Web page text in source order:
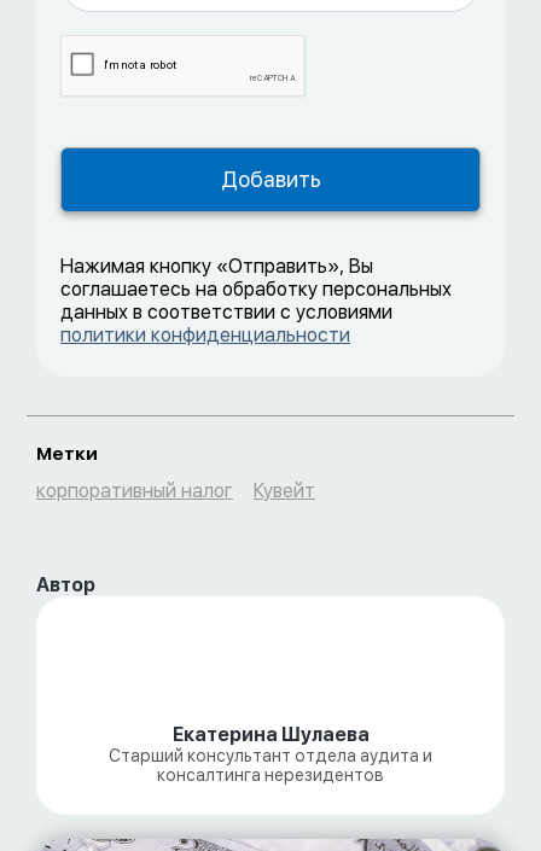
Нажимая кнопку «Отправить», Вы
соглашаетесь на обработку персональных
данных в соответствии с условиями
политики конфиденциальности
Метки
корпоративный налог Кувейт
Автор
Екатерина Шулаева
Старший консультант отдела аудита и
консалтинга нерезидентов